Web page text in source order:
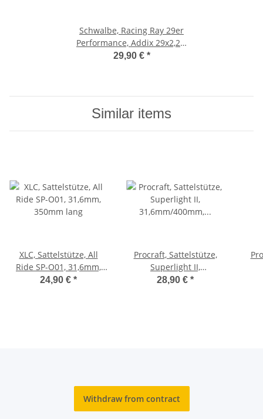
Schwalbe, Racing Ray 29er
Performance, Addix 29x2,25,
faltbar
29,90 € *
Similar items
XLC, Sattelstütze, All
Ride SP-O01, 31,6mm,
350mm lang
24,90 € *
Procraft, Sattelstütze,
Superlight II,
31,6mm/400mm,
28,90 € *
Withdraw from contract